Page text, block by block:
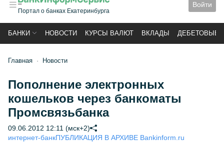
Портал о банках Екатеринбурга
Войти
БАНКИ НОВОСТИ КУРСЫ ВАЛЮТ ВКЛАДЫ ДЕБЕТОВЫЕ
Главная Новости
Пополнение электронных
кошельков через банкоматы
Промсвязьбанка
09.06.2012 12:11 (мск+2)
интернет-банкПУБЛИКАЦИЯ В АРХИВЕ Bankinform.ru